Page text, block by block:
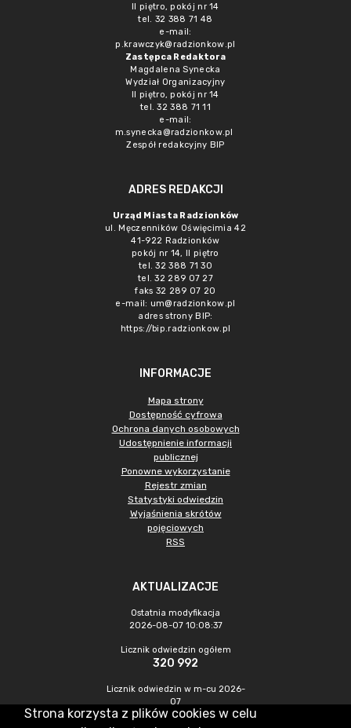
II piętro, pokój nr 14
tel. 32 388 71 48
e-mail:
p.krawczyk@radzionkow.pl
Zastępca Redaktora
Magdalena Synecka
Wydział Organizacyjny
II piętro, pokój nr 14
tel. 32 388 71 11
e-mail:
m.synecka@radzionkow.pl
Zespół redakcyjny BIP
ADRES REDAKCJI
Urząd Miasta Radzionków
ul. Męczenników Oświęcimia 42
41-922 Radzionków
pokój nr 14, II piętro
tel. 32 388 71 30
tel. 32 289 07 27
faks 32 289 07 20
e-mail: um@radzionkow.pl
adres strony BIP:
https://bip.radzionkow.pl
INFORMACJE
Mapa strony
Dostępność cyfrowa
Ochrona danych osobowych
Udostępnienie informacji
publicznej
Ponowne wykorzystanie
Rejestr zmian
Statystyki odwiedzin
Wyjaśnienia skrótów
pojęciowych
RSS
AKTUALIZACJE
Ostatnia modyfikacja
2026-08-07 10:08:37
Licznik odwiedzin ogółem
320 992
Licznik odwiedzin w m-cu 2026-
07
1 051
Strona korzysta z plików cookies w celu